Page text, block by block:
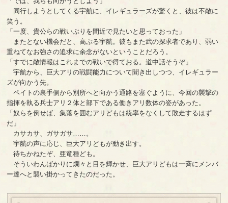
同行しようとしてくる宇航に、イレギュラーズが驚くと、彼は不敵に
笑う。
「一度、貴公らの戦いぶりを間近で見たいと思っておった」
またとない機会だと、高ぶる宇航。彼もまた武の探求者であり、弱い
重ねてなお強さの追求に余念がないということだろう。
「すでに敵情報はこれまでの戦いで得ておる。道中話そうぞ」
宇航から、巨大アリの戦闘能力について聞き出しつつ、イレギュラー
ズが向かう先。
ペイトの裏手側から別所へと向かう通路を塞ぐように、今回の襲撃の
指揮を執る兵士アリ２体と部下である働きアリ数体の姿があった。
「奴らを倒せば、集落を囲むアリどもは統率をなくして敗走するはず
だ」
カサカサ、ガサガサ……。
宇航の声に応じ、巨大アリどもが動き出す。
待ちかねたぞ、亜竜種ども。
そういわんばかりに爛々と目を輝かせ、巨大アリどもは一斉にメンバ
ー達へと襲い掛かってきたのだった。